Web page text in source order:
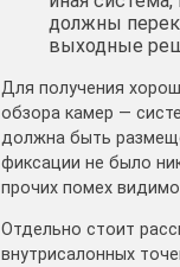
должны
выходные
Для получения
обзора камер —
должна быть
фиксации не было
прочих помех
Отдельно стоит
внутрисалонных